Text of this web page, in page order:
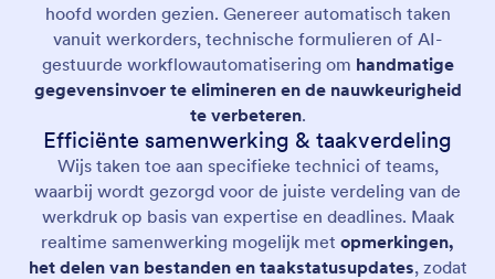
hoofd worden gezien. Genereer automatisch taken
vanuit werkorders, technische formulieren of AI-
gestuurde workflowautomatisering om handmatige
gegevensinvoer te elimineren en de nauwkeurigheid
te verbeteren.
Efficiënte samenwerking & taakverdeling
Wijs taken toe aan specifieke technici of teams,
waarbij wordt gezorgd voor de juiste verdeling van de
werkdruk op basis van expertise en deadlines. Maak
realtime samenwerking mogelijk met opmerkingen,
het delen van bestanden en taakstatusupdates, zodat